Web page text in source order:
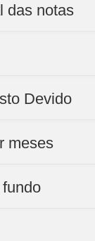
das notas
Devido
meses